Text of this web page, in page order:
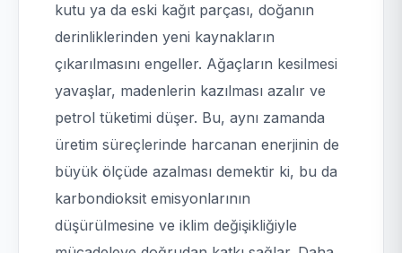
kutu ya da eski kağıt parçası, doğanın
derinliklerinden yeni kaynakların
çıkarılmasını engeller. Ağaçların kesilmesi
yavaşlar, madenlerin kazılması azalır ve
petrol tüketimi düşer. Bu, aynı zamanda
üretim süreçlerinde harcanan enerjinin de
büyük ölçüde azalması demektir ki, bu da
karbondioksit emisyonlarının
düşürülmesine ve iklim değişikliğiyle